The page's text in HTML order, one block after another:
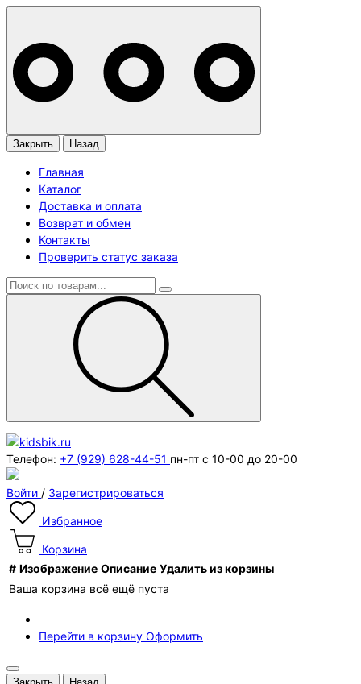
Закрыть Назад
Главная
Каталог
Доставка и оплата
Возврат и обмен
Контакты
Проверить статус заказа
Телефон: +7 (929) 628-44-51 пн-пт с 10-00 до 20-00
Войти / Зарегистрироваться
Избранное
Корзина
# Изображение Описание Удалить из корзины
Ваша корзина всё ещё пуста
Перейти в корзину Оформить